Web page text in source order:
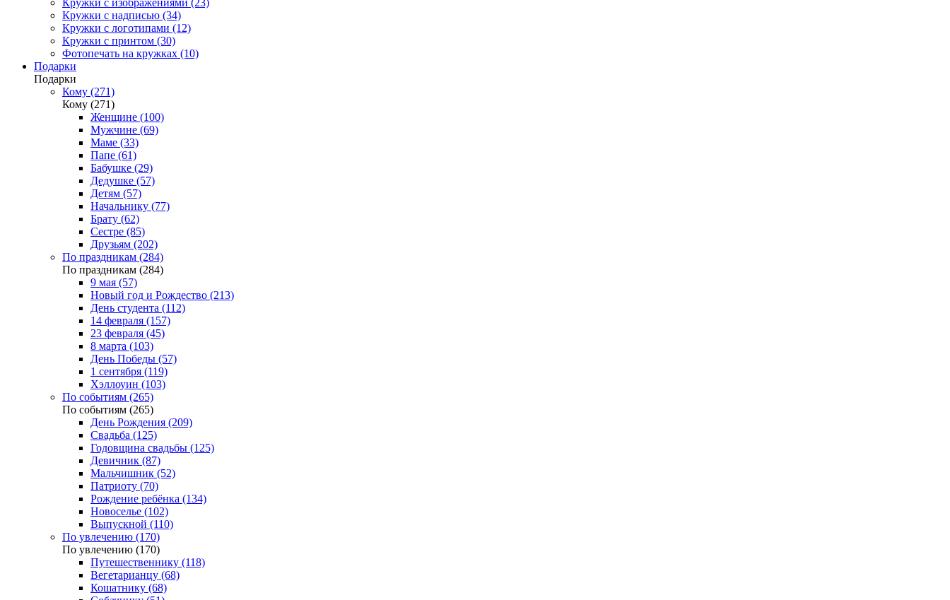
Кружки с изображениями (23)
Кружки с надписью (34)
Кружки с логотипами (12)
Кружки с принтом (30)
Фотопечать на кружках (10)
Подарки
Подарки
Кому (271)
Кому (271)
Женщине (100)
Мужчине (69)
Маме (33)
Папе (61)
Бабушке (29)
Дедушке (57)
Детям (57)
Начальнику (77)
Брату (62)
Сестре (85)
Друзьям (202)
По праздникам (284)
По праздникам (284)
9 мая (57)
Новый год и Рождество (213)
День студента (112)
14 февраля (157)
23 февраля (45)
8 марта (103)
День Победы (57)
1 сентября (119)
Хэллоуин (103)
По событиям (265)
По событиям (265)
День Рождения (209)
Свадьба (125)
Годовщина свадьбы (125)
Девичник (87)
Мальчишник (52)
Патриоту (70)
Рождение ребёнка (134)
Новоселье (102)
Выпускной (110)
По увлечению (170)
По увлечению (170)
Путешественнику (118)
Вегетарианцу (68)
Кошатнику (68)